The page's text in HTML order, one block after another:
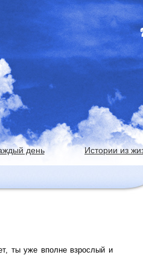
день Истории из
ты уже вполне взрослый и